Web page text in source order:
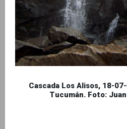
Cascada Los Alisos, 18-
Tucumán. Foto: